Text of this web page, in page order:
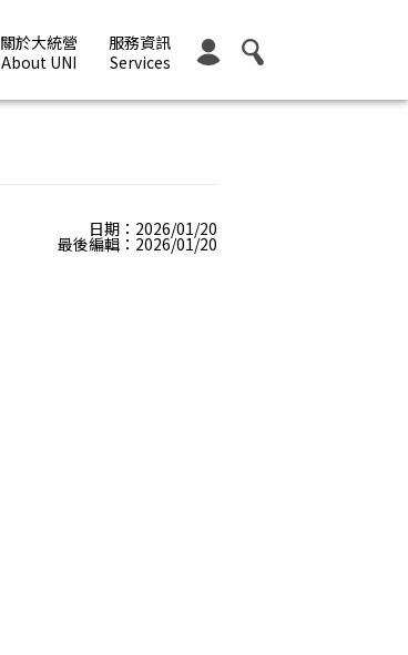
關於大統營
About UNI
服務資訊
Services
日期：2026/01/20
最後編輯：2026/01/20